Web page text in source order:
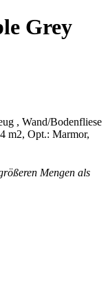
Grey
, Wand/Bodenfliese
m2, Opt.: Marmor,
Mengen als